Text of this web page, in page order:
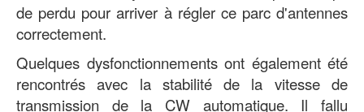
de perdu pour arriver à régler ce parc d'antennes
correctement.
Quelques dysfonctionnements ont également été
rencontrés avec la stabilité de la vitesse de
transmission de la CW automatique. Il fallu